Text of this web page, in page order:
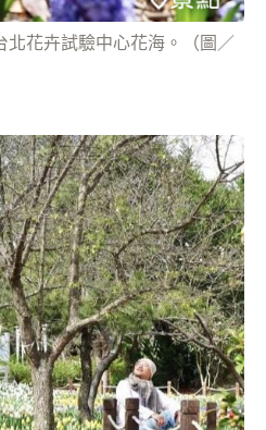
花卉試驗中心花海。（圖／